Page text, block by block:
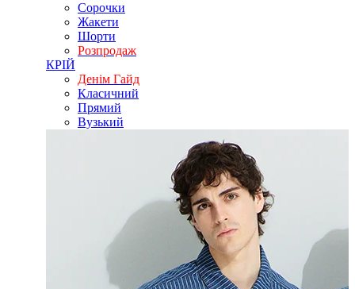
Сорочки
Жакети
Шорти
Розпродаж
КРІЙ
Денім Гайд
Класичний
Прямий
Вузький